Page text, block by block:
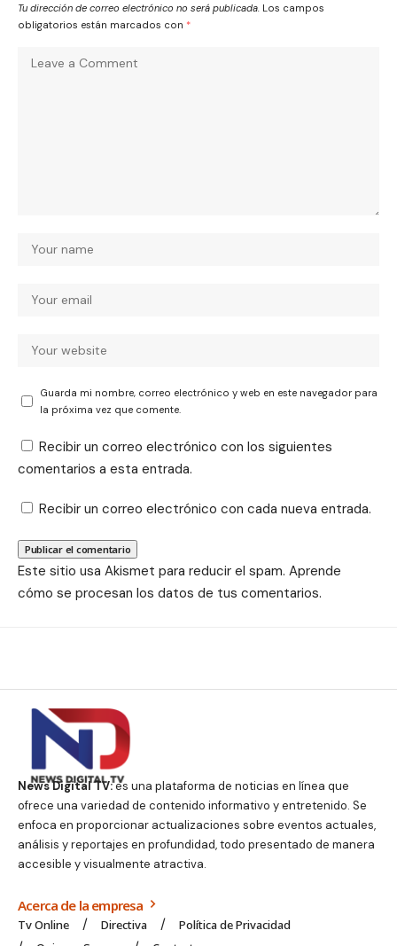
Tu dirección de correo electrónico no será publicada. Los campos
obligatorios están marcados con *
Guarda mi nombre, correo electrónico y web en este navegador para
la próxima vez que comente.
Recibir un correo electrónico con los siguientes
comentarios a esta entrada.
Recibir un correo electrónico con cada nueva entrada.
Este sitio usa Akismet para reducir el spam. Aprende
cómo se procesan los datos de tus comentarios.
News Digital TV:es una plataforma de noticias en línea que
ofrece una variedad de contenido informativo y entretenido. Se
enfoca en proporcionar actualizaciones sobre eventos actuales,
análisis y reportajes en profundidad, todo presentado de manera
accesible y visualmente atractiva.
Acerca de la empresa
Tv Online Directiva
Política de Privacidad